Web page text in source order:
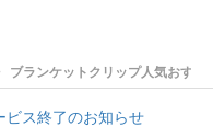
ブランケットクリップ人気おす
ビス終了のお知らせ